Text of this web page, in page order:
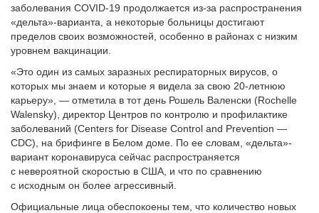
заболевания COVID-19 продолжается из-за распространения
«дельта»-варианта, а некоторые больницы достигают
пределов своих возможностей, особенно в районах с низким
уровнем вакцинации.
«Это один из самых заразных респираторных вирусов, о
которых мы знаем и которые я видела за свою 20-летнюю
карьеру», — отметила в тот день Рошель Валенски (Rochelle
Walensky), директор Центров по контролю и профилактике
заболеваний (Centers for Disease Control and Prevention —
CDC), на брифинге в Белом доме. По ее словам, «дельта»-
вариант коронавируса сейчас распространяется
с невероятной скоростью в США, и что по сравнению
с исходным он более агрессивный.
Официальные лица обеспокоены тем, что количество новых